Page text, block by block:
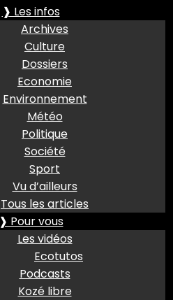
❱ Les infos
Archives
Culture
Dossiers
Economie
Environnement
Météo
Politique
Société
Sport
Vu d’ailleurs
Tous les articles
❱ Pour vous
Les vidéos
Ecotutos
Podcasts
Kozé libre